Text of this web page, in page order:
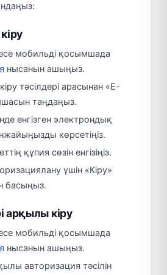
мобильді қосымшада
нысанын ашыңыз.
тәсілдері арасынан «E-
таңдаңыз.
енгізген электрондық
көрсетіңіз.
құпия сөзін енгізіңіз.
үшін «Кіру»
басыңыз.
арқылы кіру
мобильді қосымшада
нысанын ашыңыз.
авторизация тәсілін